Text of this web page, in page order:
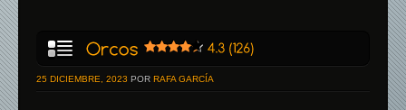
25 DICIEMBRE, 2023 POR RAFA GARCÍA